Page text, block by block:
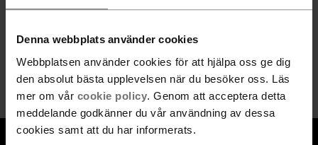
Denna webbplats använder cookies
Webbplatsen använder cookies för att hjälpa oss ge dig
den absolut bästa upplevelsen när du besöker oss. Läs
mer om vår cookie policy. Genom att acceptera detta
meddelande godkänner du vår användning av dessa
cookies samt att du har informerats.
Nyhetsbrev
Gå med